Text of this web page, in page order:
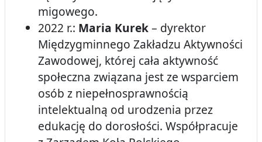
migowego.
2022 r.: Maria Kurek– dyrektor
Międzygminnego Zakładzu Aktywności
Zawodowej, której cała aktywność
społeczna związana jest ze wsparciem
osób z niepełnosprawnością
intelektualną od urodzenia przez
edukację do dorosłości. Współpracuje